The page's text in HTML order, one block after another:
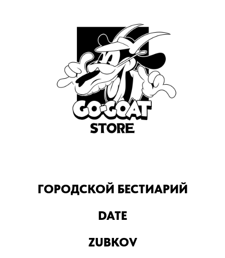
ГОРОДСКОЙ БЕСТИАРИЙ
DATE
ZUBKOV